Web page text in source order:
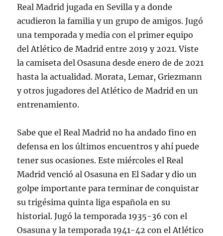
Real Madrid jugada en Sevilla y a donde
acudieron la familia y un grupo de amigos. Jugó
una temporada y media con el primer equipo
del Atlético de Madrid entre 2019 y 2021. Viste
la camiseta del Osasuna desde enero de de 2021
hasta la actualidad. Morata, Lemar, Griezmann
y otros jugadores del Atlético de Madrid en un
entrenamiento.
Sabe que el Real Madrid no ha andado fino en
defensa en los últimos encuentros y ahí puede
tener sus ocasiones. Este miércoles el Real
Madrid venció al Osasuna en El Sadar y dio un
golpe importante para terminar de conquistar
su trigésima quinta liga española en su
historial. Jugó la temporada 1935-36 con el
Osasuna y la temporada 1941-42 con el Atlético